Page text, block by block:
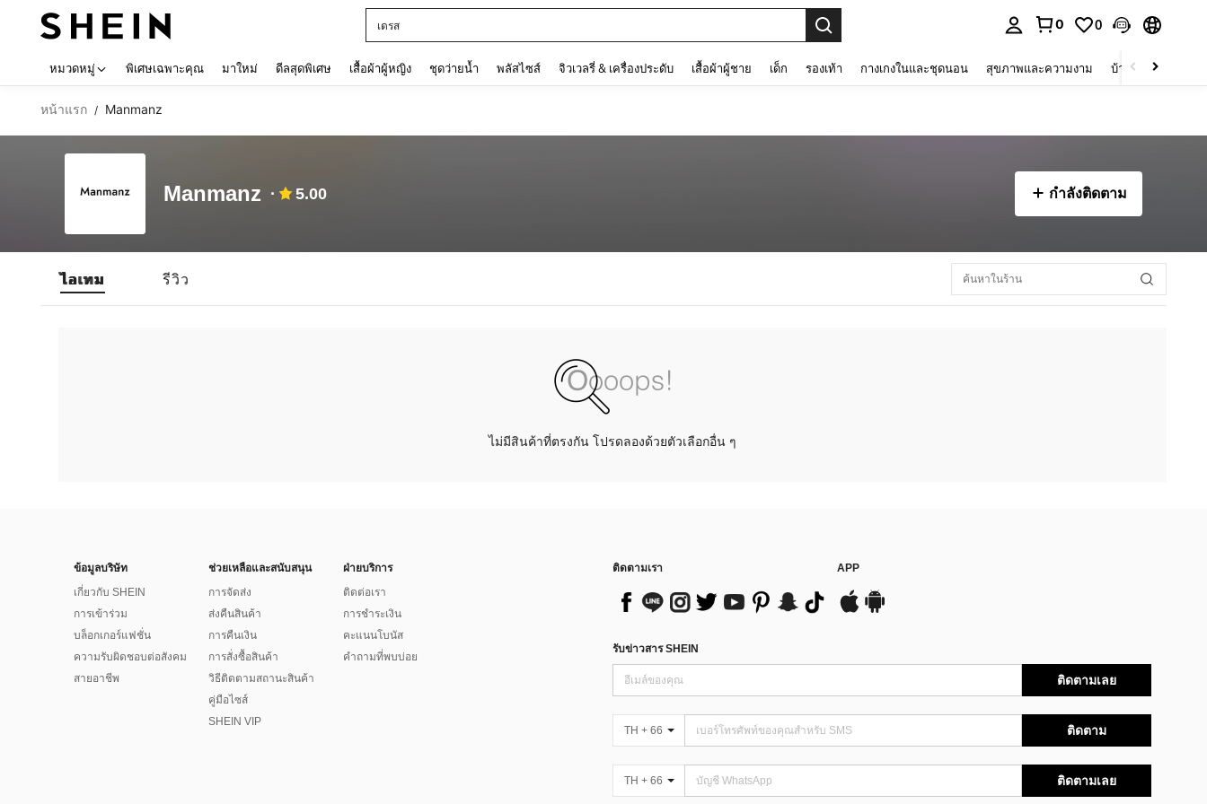
เดรส
0 0
หมวดหมู่ พิเศษเฉพาะคุณ มาใหม่ ดีลสุดพิเศษ เสื้อผ้าผู้หญิง ชุดว่ายน้ำ พลัสไซส์ จิวเวลรี่ & เครื่องประดับ เสื้อผ้าผู้ชาย เด็ก รองเท้า กางเกงในและชุดนอน สุขภาพและความงาม บ้านและที่อยู่อาศัย
หน้าแรก / Manmanz
Manmanz 5.00 กำลังติดตาม
ไอเทม รีวิว
ไม่มีสินค้าที่ตรงกัน โปรดลองด้วยตัวเลือกอื่น ๆ
ข้อมูลบริษัท
เกี่ยวกับ SHEIN
การเข้าร่วม
บล็อกเกอร์แฟชั่น
ความรับผิดชอบต่อสังคม
สายอาชีพ
ช่วยเหลือและสนับสนุน
การจัดส่ง
ส่งคืนสินค้า
การคืนเงิน
การสั่งซื้อสินค้า
วิธีติดตามสถานะสินค้า
คู่มือไซส์
SHEIN VIP
ฝ่ายบริการ
ติดต่อเรา
การชำระเงิน
คะแนนโบนัส
คำถามที่พบบ่อย
ติดตามเรา APP
รับข่าวสาร SHEIN
ติดตามเลย
TH + 66 ติดตาม
TH + 66 ติดตามเลย